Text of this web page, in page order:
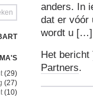
(29)
(27)
(10)
anders. In
dat er vóór
wordt u […]
Het bericht
Partners.